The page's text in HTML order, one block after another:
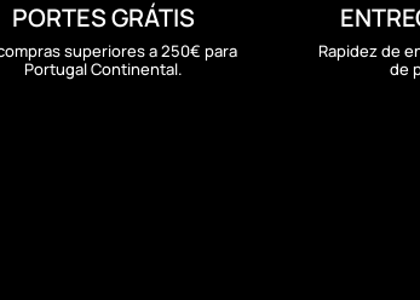
PORTES GRÁTIS
superiores a 250€ para
Portugal Continental.
Rapidez de
de